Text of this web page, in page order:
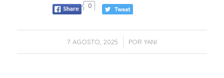
0
7 AGOSTO, 2025
/ POR YANI